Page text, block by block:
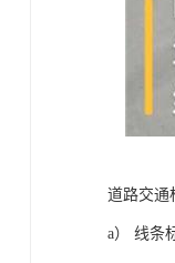
道路交通
a） 线条